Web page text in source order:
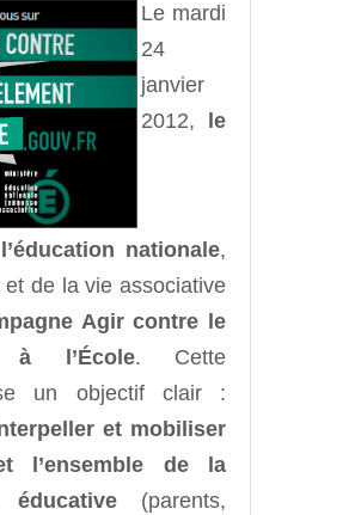
Le mardi
24
janvier
2012,
le
nationale,
de la vie associative
Agir contre le
à l’École. Cette
un objectif clair :
et mobiliser
l’ensemble de la
éducative(parents,